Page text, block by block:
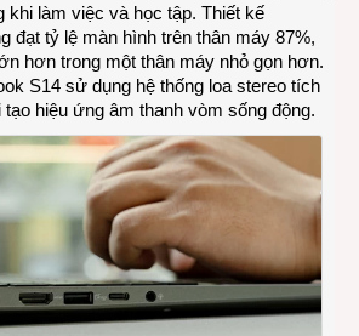
khi làm việc và học tập. Thiết kế
đạt tỷ lệ màn hình trên thân máy 87%,
hơn trong một thân máy nhỏ gọn hơn.
S14 sử dụng hệ thống loa stereo tích
hiệu ứng âm thanh vòm sống động.